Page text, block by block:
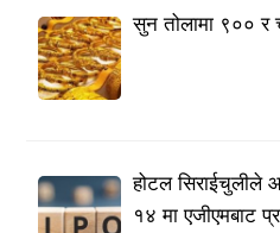
सुन तोलामा ९०० र
होटल सिराईचुलीले
१४ मा एजीएमबाट